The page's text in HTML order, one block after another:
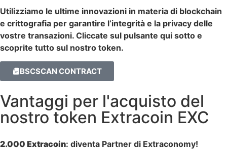
Utilizziamo le ultime innovazioni in materia di blockchain
e crittografia per garantire l’integrità e la privacy delle
vostre transazioni. Cliccate sul pulsante qui sotto e
scoprite tutto sul nostro token.
BSCSCAN CONTRACT
Vantaggi per l'acquisto del
nostro token Extracoin EXC
2.000 Extracoin: diventa Partner di Extraconomy!